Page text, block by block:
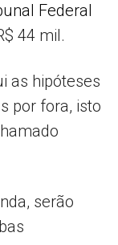
Federal
44 mil.
as hipóteses
por fora, isto
serão